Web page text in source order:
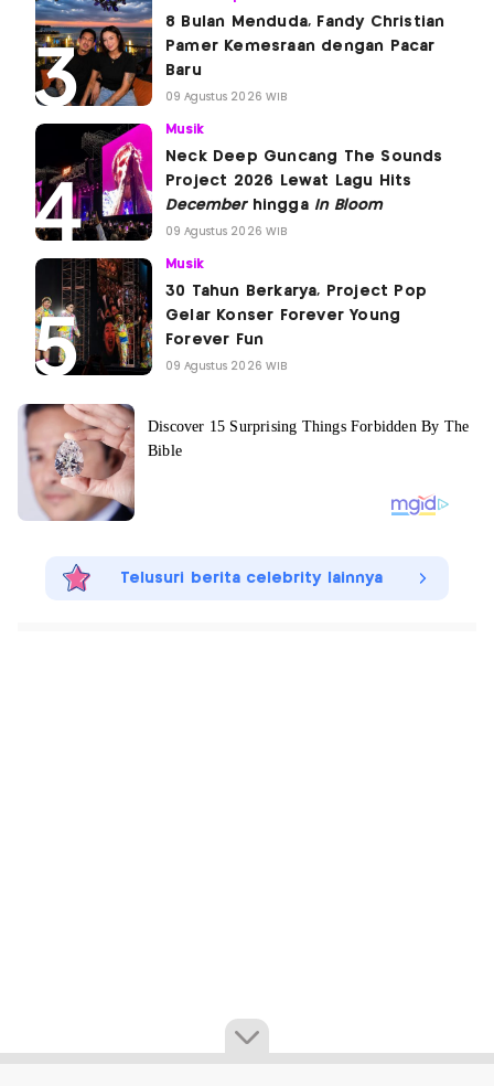
8 Bulan Menduda, Fandy Christian
Pamer Kemesraan dengan Pacar
Baru
09 Agustus 2026 WIB
Musik
Neck Deep Guncang The Sounds
Project 2026 Lewat Lagu Hits
Decemberhingga In Bloom
09 Agustus 2026 WIB
Musik
30 Tahun Berkarya, Project Pop
Gelar Konser Forever Young
Forever Fun
09 Agustus 2026 WIB
Telusuri berita celebrity lainnya